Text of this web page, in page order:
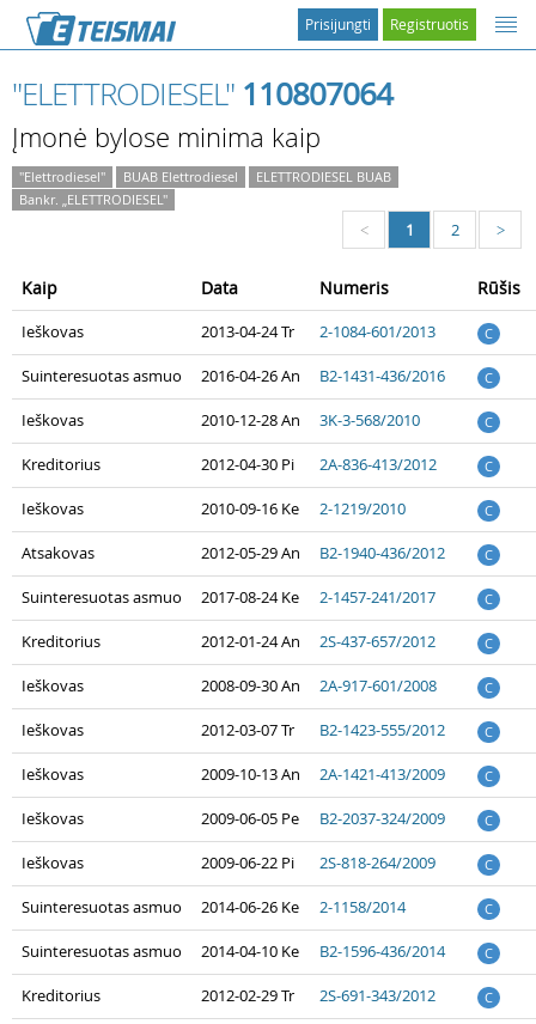
Registruotis
Prisijungti
"ELETTRODIESEL" 110807064
Įmonė bylose minima kaip
"Elettrodiesel" BUAB Elettrodiesel
ELETTRODIESEL BUAB
Bankr. „ELETTRODIESEL"
< 1 2 >
Kaip Data Numeris Rūšis
Ieškovas 2013-04-24 Tr 2-1084-601/2013 C
Suinteresuotas asmuo 2016-04-26 An B2-1431-436/2016 C
Ieškovas 2010-12-28 An 3K-3-568/2010 C
Kreditorius 2012-04-30 Pi 2A-836-413/2012 C
Ieškovas 2010-09-16 Ke 2-1219/2010 C
Atsakovas 2012-05-29 An B2-1940-436/2012 C
Suinteresuotas asmuo 2017-08-24 Ke 2-1457-241/2017 C
Kreditorius 2012-01-24 An 2S-437-657/2012 C
Ieškovas 2008-09-30 An 2A-917-601/2008 C
Ieškovas 2012-03-07 Tr B2-1423-555/2012 C
Ieškovas 2009-10-13 An 2A-1421-413/2009 C
Ieškovas 2009-06-05 Pe B2-2037-324/2009 C
Ieškovas 2009-06-22 Pi 2S-818-264/2009 C
Suinteresuotas asmuo 2014-06-26 Ke 2-1158/2014 C
Suinteresuotas asmuo 2014-04-10 Ke B2-1596-436/2014 C
Kreditorius 2012-02-29 Tr 2S-691-343/2012 C